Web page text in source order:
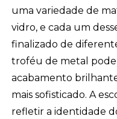
uma variedade de
vidro, e cada um
finalizado de
troféu de metal
acabamento
mais sofisticado. A
refletir a identidade